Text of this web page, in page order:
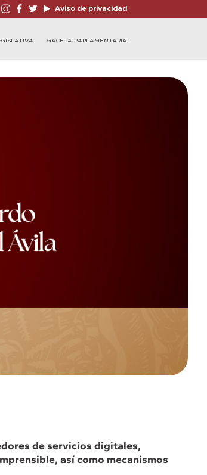
Aviso de privacidad
GACETA PARLAMENTARIA
de servicios digitales,
así como mecanismos